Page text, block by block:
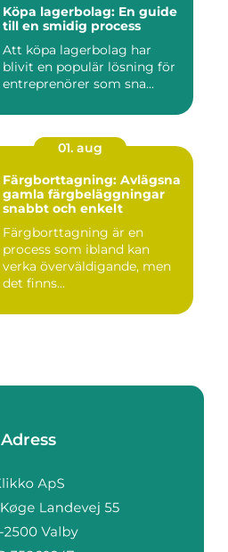
Köpa lagerbolag: En guide
till en smidig process
Att köpa lagerbolag har
blivit en populär lösning för
entreprenörer som sna...
01. aug
Färgborttagning: Avlägsna
gamla färgbeläggningar
snabbt och enkelt
Färgborttagning är en
process som ibland kan
verka överväldigande, men
det finns...
Adress